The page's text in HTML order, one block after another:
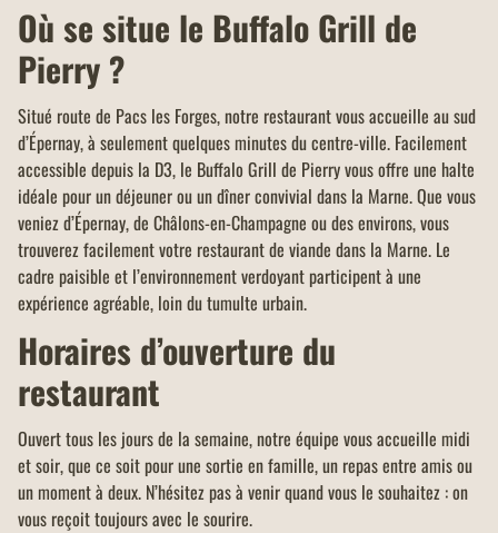
Où se situe le Buffalo Grill de
Pierry ?
Situé route de Pacs les Forges, notre restaurant vous accueille au sud
d’Épernay, à seulement quelques minutes du centre-ville. Facilement
accessible depuis la D3, le Buffalo Grill de Pierry vous offre une halte
idéale pour un déjeuner ou un dîner convivial dans la Marne. Que vous
veniez d’Épernay, de Châlons-en-Champagne ou des environs, vous
trouverez facilement votre restaurant de viande dans la Marne. Le
cadre paisible et l’environnement verdoyant participent à une
expérience agréable, loin du tumulte urbain.
Horaires d’ouverture du
restaurant
Ouvert tous les jours de la semaine, notre équipe vous accueille midi
et soir, que ce soit pour une sortie en famille, un repas entre amis ou
un moment à deux. N’hésitez pas à venir quand vous le souhaitez : on
vous reçoit toujours avec le sourire.